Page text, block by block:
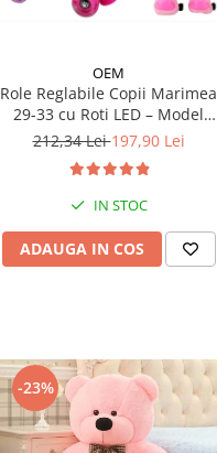
OEM
Role Reglabile Copii Marimea
29-33 cu Roti LED – Model
Sirena, SET PROTECTIE INCLUS
212,34 Lei197,90 Lei
IN STOC
ADAUGA IN COS
-23%